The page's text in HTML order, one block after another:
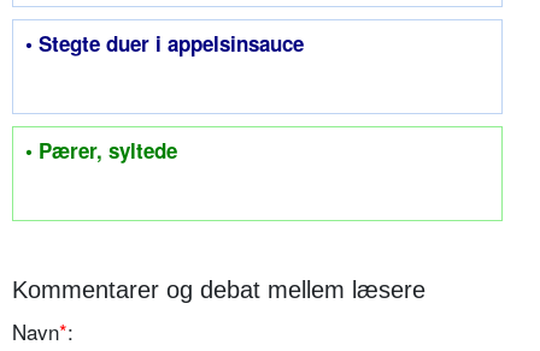
• Stegte duer i appelsinsauce
• Pærer, syltede
Kommentarer og debat mellem læsere
Navn*: